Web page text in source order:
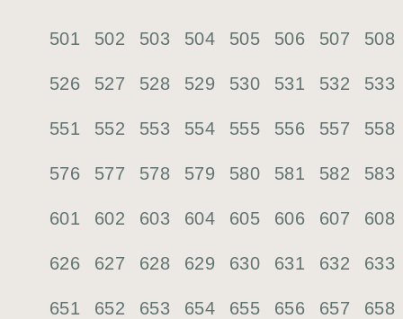
501 502 503 504 505 506 507 508
526 527 528 529 530 531 532 533
551 552 553 554 555 556 557 558
576 577 578 579 580 581 582 583
601 602 603 604 605 606 607 608
626 627 628 629 630 631 632 633
651 652 653 654 655 656 657 658